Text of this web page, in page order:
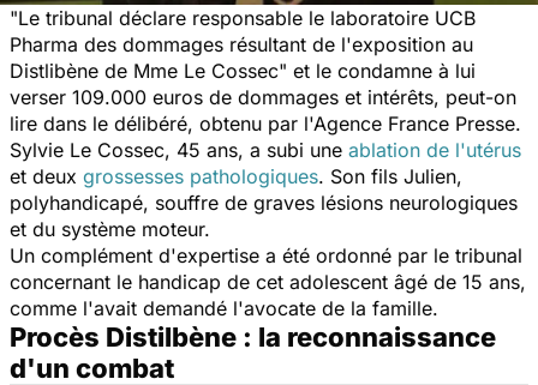
"Le tribunal déclare responsable le laboratoire UCB
Pharma des dommages résultant de l'exposition au
Distlibène de Mme Le Cossec" et le condamne à lui
verser 109.000 euros de dommages et intérêts, peut-on
lire dans le délibéré, obtenu par l'Agence France Presse.
Sylvie Le Cossec, 45 ans, a subi une ablation de l'utérus
et deux grossesses pathologiques. Son fils Julien,
polyhandicapé, souffre de graves lésions neurologiques
et du système moteur.
Un complément d'expertise a été ordonné par le tribunal
concernant le handicap de cet adolescent âgé de 15 ans,
comme l'avait demandé l'avocate de la famille.
Procès Distilbène : la reconnaissance
d'un combat